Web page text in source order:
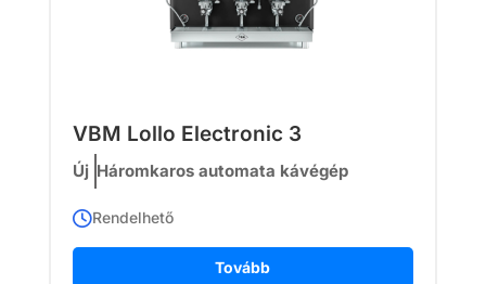
VBM Lollo Electronic 3
Új Háromkaros automata kávégép
Tovább
Rendelhető